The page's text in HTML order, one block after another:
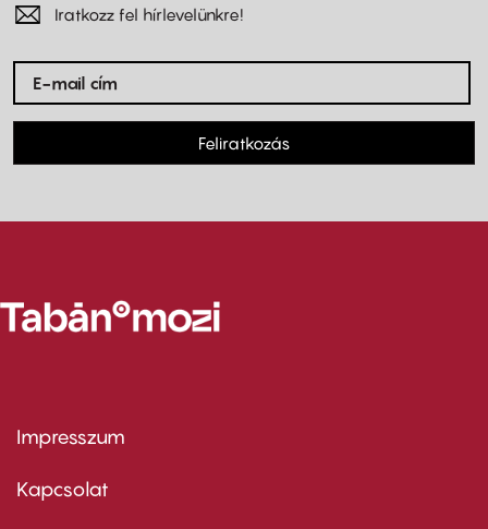
Iratkozz fel hírlevelünkre!
Feliratkozás
Footer
first
Impresszum
Kapcsolat